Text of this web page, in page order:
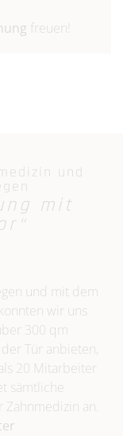
freuen!
und
mit
und mit dem
wir uns
300 qm
Tür anbieten,
20 Mitarbeiter
sämtliche
an.